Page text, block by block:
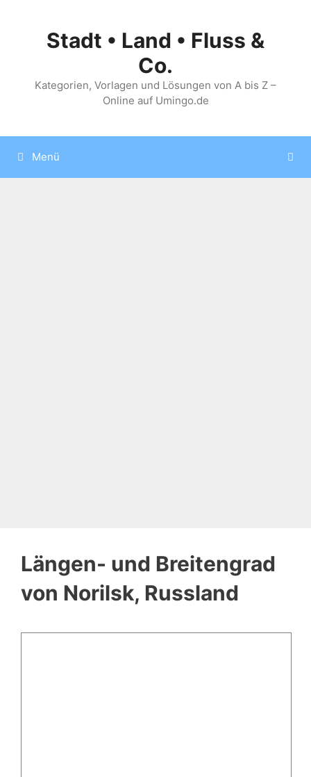
springenStadt • Land • Fluss &
Co.
Kategorien, Vorlagen und Lösungen von A bis Z –
Online auf Umingo.de
Menü
Längen- und Breitengrad
von Norilsk, Russland